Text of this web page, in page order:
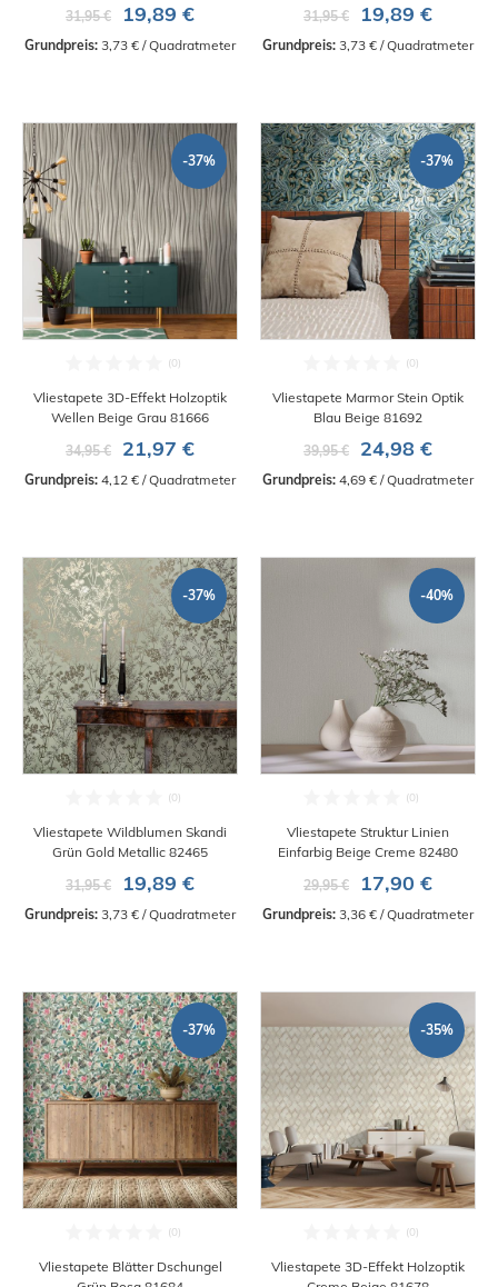
31,95 €
19,89 €
Grundpreis: 3,73 € / Quadratmeter
31,95 €
19,89 €
Grundpreis: 3,73 € / Quadratmeter
-37%
Vliestapete 3D-Effekt Holzoptik
Wellen Beige Grau 81666
34,95 €
21,97 €
Grundpreis: 4,12 € / Quadratmeter
-37%
Vliestapete Marmor Stein Optik
Blau Beige 81692
39,95 €
24,98 €
Grundpreis: 4,69 € / Quadratmeter
-37%
Vliestapete Wildblumen Skandi
Grün Gold Metallic 82465
31,95 €
19,89 €
Grundpreis: 3,73 € / Quadratmeter
-40%
Vliestapete Struktur Linien
Einfarbig Beige Creme 82480
29,95 €
17,90 €
Grundpreis: 3,36 € / Quadratmeter
-37%
Vliestapete Blätter Dschungel
-35%
Vliestapete 3D-Effekt Holzoptik